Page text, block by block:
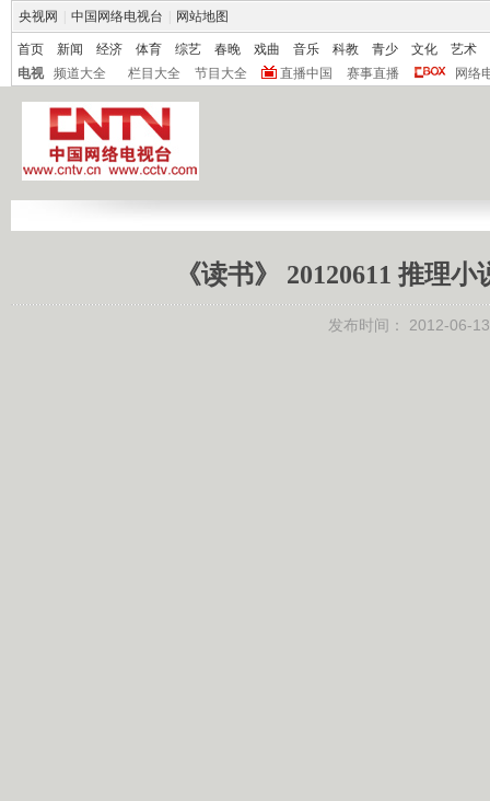
央视网 中国网络电视台 网站地图
首页 新闻 经济 体育 综艺 春晚 戏曲 音乐 科教 青少 文化
艺术
电视
频道大全 栏目大全 节目大全 直播中国 赛事直播 网络
《读书》 20120611 推理
发布时间： 2012-06-